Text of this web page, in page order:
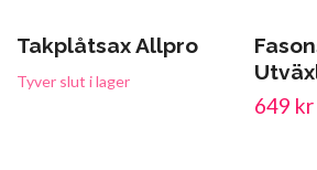
Takplåtsax Allpro
Tyver slut i lager
649 kr